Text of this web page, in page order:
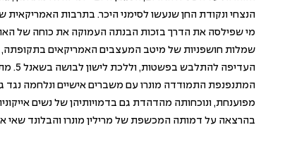
הנצחי ונקודת החן שנעשו לסימני היכר. בתרבות האמריקאית
מי שפילסה את הדרך בזכות הבנתה העמוקה את כוחה של
שמלות חושפניות של מיטב המעצבים האמריקאים בתקופתה,
העדיפה
המתנפנפת התמודדה מונרו עם משברים אישיים ונלחמה נגד
מפוענחת, ונוכחותה מהדהדת גם בדמויותיהן של נשים
בהרצאה על דמותה המכשפת של מרילין מונרו והבלונד שאי